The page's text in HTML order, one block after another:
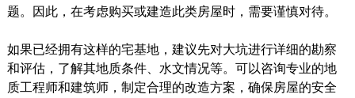
题。因此，在考虑购买或建造此类房屋时，需要谨慎对待。
如果已经拥有这样的宅基地，建议先对大坑进行详细的勘察
和评估，了解其地质条件、水文情况等。可以咨询专业的地
质工程师和建筑师，制定合理的改造方案，确保房屋的安全